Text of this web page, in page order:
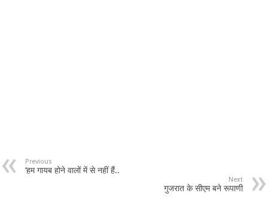
Previous
‘हम गायब होने वालों में से नहीं हैं..
Next
गुजरात के सीएम बने रूपाणी